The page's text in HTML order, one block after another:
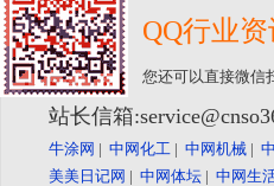
QQ行业资
您还可以直接微信
站长信箱
牛涂网 | 中网化工 | 中网机械 |
美美日记网 | 中网体坛 | 中网生